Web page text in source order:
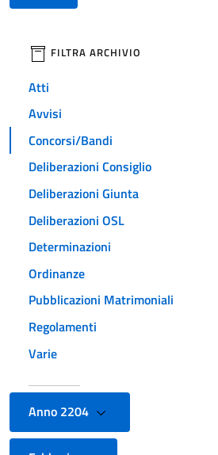
filtri da applicare
FILTRA ARCHIVIO
Atti
Avvisi
Concorsi/Bandi
Deliberazioni Consiglio
Deliberazioni Giunta
Deliberazioni OSL
Determinazioni
Ordinanze
Pubblicazioni Matrimoniali
Regolamenti
Varie
Anno 2204